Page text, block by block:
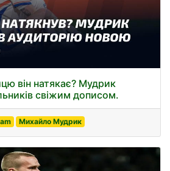
він натякає? Мудрик
свіжим дописом.
Михайло Мудрик